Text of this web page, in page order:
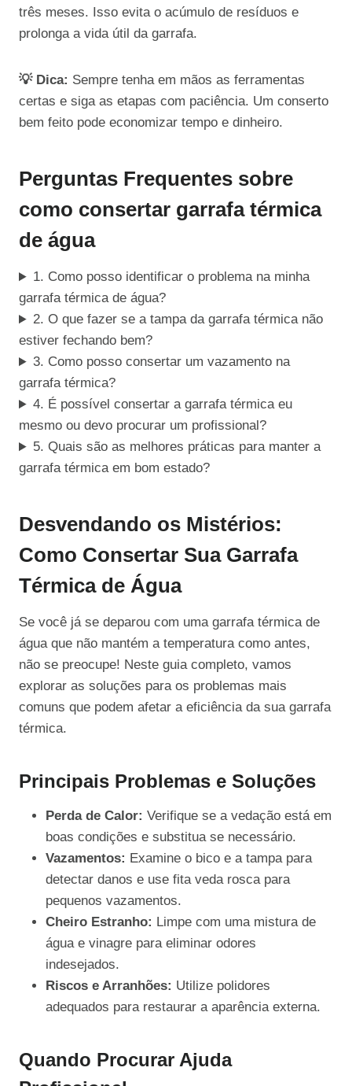
três meses. Isso evita o acúmulo de resíduos e
prolonga a vida útil da garrafa.
💡 Dica: Sempre tenha em mãos as ferramentas
certas e siga as etapas com paciência. Um conserto
bem feito pode economizar tempo e dinheiro.
Perguntas Frequentes sobre
como consertar garrafa térmica
de água
1. Como posso identificar o problema na minha
garrafa térmica de água?
2. O que fazer se a tampa da garrafa térmica não
estiver fechando bem?
3. Como posso consertar um vazamento na
garrafa térmica?
4. É possível consertar a garrafa térmica eu
mesmo ou devo procurar um profissional?
5. Quais são as melhores práticas para manter a
garrafa térmica em bom estado?
Desvendando os Mistérios:
Como Consertar Sua Garrafa
Térmica de Água
Se você já se deparou com uma garrafa térmica de
água que não mantém a temperatura como antes,
não se preocupe! Neste guia completo, vamos
explorar as soluções para os problemas mais
comuns que podem afetar a eficiência da sua garrafa
térmica.
Principais Problemas e Soluções
Perda de Calor: Verifique se a vedação está em
boas condições e substitua se necessário.
Vazamentos: Examine o bico e a tampa para
detectar danos e use fita veda rosca para
pequenos vazamentos.
Cheiro Estranho: Limpe com uma mistura de
água e vinagre para eliminar odores
indesejados.
Riscos e Arranhões: Utilize polidores
adequados para restaurar a aparência externa.
Quando Procurar Ajuda